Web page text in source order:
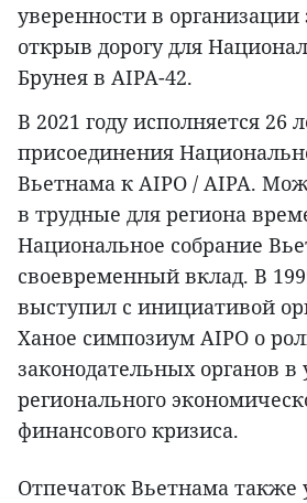
уверенности в организации
открыв дорогу для
Брунея в AIPA-42.
В 2021 году исполняется 26
присоединения
Вьетнама к AIPO / AIPA.
в трудные для региона
Национальное собрание
своевременный вклад. В
выступил с инициативой
Ханое симпозиум AIPO о
законодательных органов в
регионального
финансового кризиса.
Отпечаток Вьетнама также